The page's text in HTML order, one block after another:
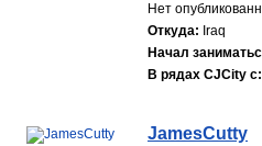
Нет
Откуда: Iraq
Начал
В рядах CJCity с:
JamesCutty